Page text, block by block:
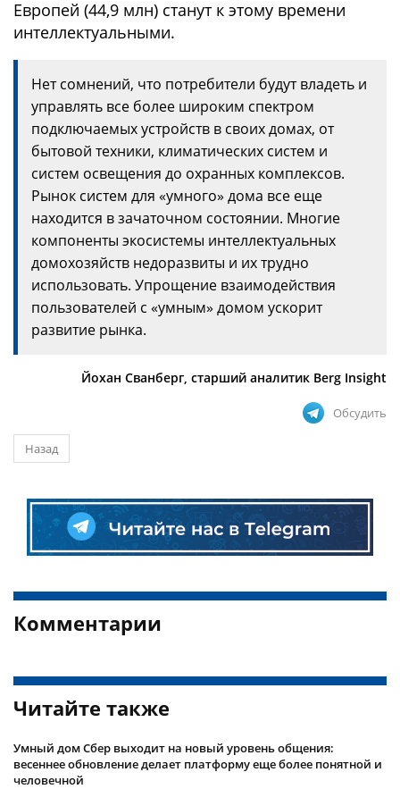
Европей (44,9 млн) станут к этому времени
интеллектуальными.
Нет сомнений, что потребители будут владеть и
управлять все более широким спектром
подключаемых устройств в своих домах, от
бытовой техники, климатических систем и
систем освещения до охранных комплексов.
Рынок систем для «умного» дома все еще
находится в зачаточном состоянии. Многие
компоненты экосистемы интеллектуальных
домохозяйств недоразвиты и их трудно
использовать. Упрощение взаимодействия
пользователей с «умным» домом ускорит
развитие рынка.
Йохан Сванберг, старший аналитик Berg Insight
Обсудить
Назад
Комментарии
Читайте также
Умный дом Сбер выходит на новый уровень общения:
весеннее обновление делает платформу еще более понятной и
человечной